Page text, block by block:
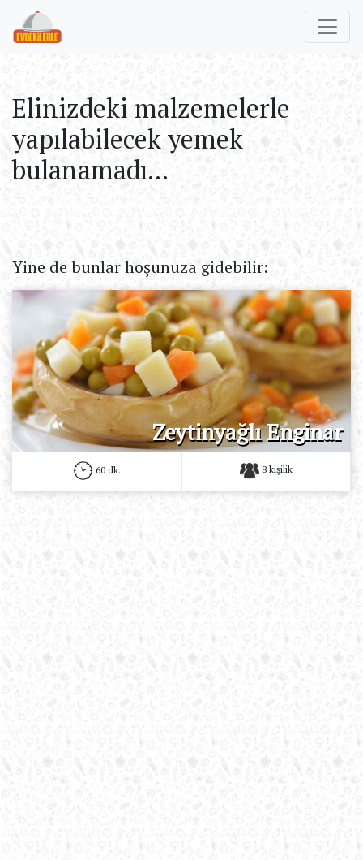
Elinizdeki malzemelerle
yapılabilecek yemek
bulanamadı...
Yine de bunlar hoşunuza gidebilir:
Zeytinyağlı Enginar
60 dk. 8 kişilik